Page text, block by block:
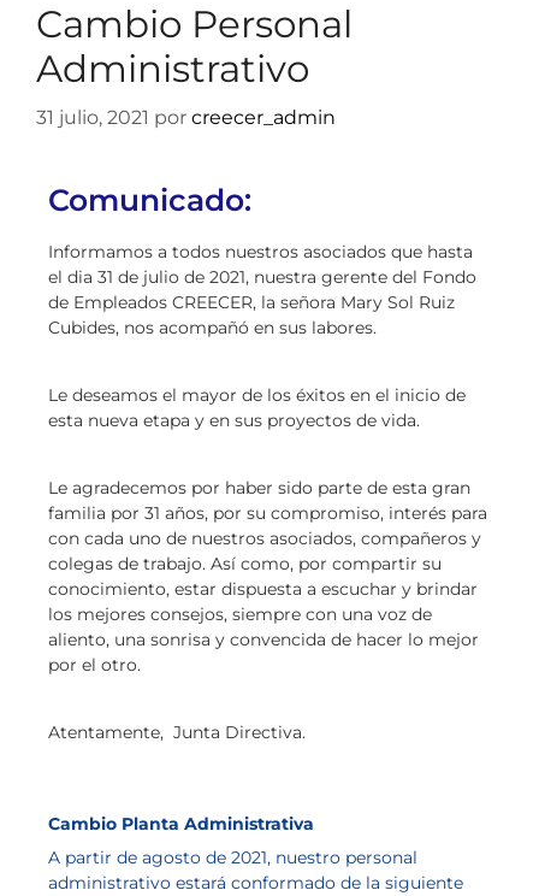
Cambio Personal
Administrativo
31 julio, 2021 por creecer_admin
Comunicado:
Informamos a todos nuestros asociados que hasta
el dia 31 de julio de 2021, nuestra gerente del Fondo
de Empleados CREECER, la señora Mary Sol Ruiz
Cubides, nos acompañó en sus labores.
Le deseamos el mayor de los éxitos en el inicio de
esta nueva etapa y en sus proyectos de vida.
Le agradecemos por haber sido parte de esta gran
familia por 31 años, por su compromiso, interés para
con cada uno de nuestros asociados, compañeros y
colegas de trabajo. Así como, por compartir su
conocimiento, estar dispuesta a escuchar y brindar
los mejores consejos, siempre con una voz de
aliento, una sonrisa y convencida de hacer lo mejor
por el otro.
Atentamente, Junta Directiva.
Cambio Planta Administrativa
A partir de agosto de 2021, nuestro personal
administrativo estará conformado de la siguiente